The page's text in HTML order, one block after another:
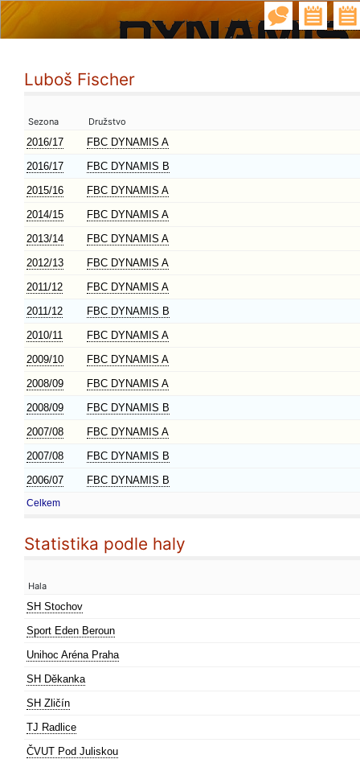
Luboš Fischer
Sezona Družstvo
2016/17
FBC DYNAMIS A
2016/17
FBC DYNAMIS B
2015/16
FBC DYNAMIS A
2014/15
FBC DYNAMIS A
2013/14
FBC DYNAMIS A
2012/13
FBC DYNAMIS A
2011/12
FBC DYNAMIS A
2011/12
FBC DYNAMIS B
2010/11
FBC DYNAMIS A
2009/10
FBC DYNAMIS A
2008/09
FBC DYNAMIS A
2008/09
FBC DYNAMIS B
2007/08
FBC DYNAMIS A
2007/08
FBC DYNAMIS B
2006/07
FBC DYNAMIS B
Celkem
Statistika podle haly
Hala
SH Stochov
Sport Eden Beroun
Unihoc Aréna Praha
SH Děkanka
SH Zličín
TJ Radlice
ČVUT Pod Juliskou